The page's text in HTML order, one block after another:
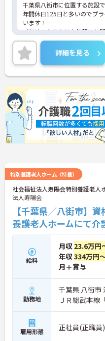
千葉県八街市に位置する施設で
年間休日125日と多いのでプ
います！
ご興味のある方はお気軽にお
詳細を見る
特別養護老人ホーム（特養）
社会福祉法人寿陽会特別養護老人
法人寿陽会
【千葉県／八街市】
養護老人ホームにて
給料
月収 23.6万円
年収334万円
月＋賞与
勤務地
千葉県 八街市
ＪＲ総武本線
雇用形態 正社員(正職員)